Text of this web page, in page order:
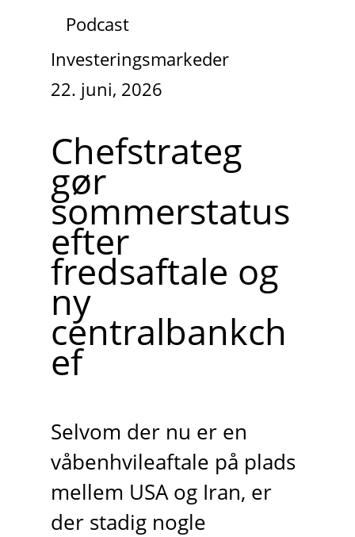
Podcast
Investeringsmarkeder
22. juni, 2026
Chefstrateg
gør
sommerstatus
efter
fredsaftale og
ny
centralbankch
ef
Selvom der nu er en
våbenhvileaftale på plads
mellem USA og Iran, er
der stadig nogle